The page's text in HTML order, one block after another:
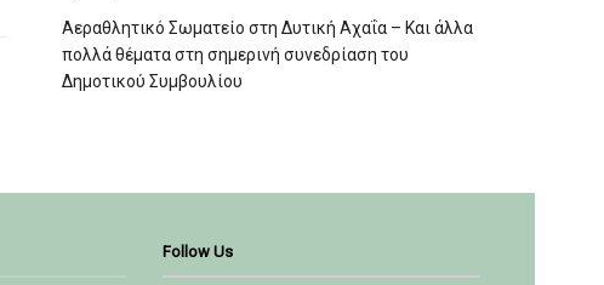
Αεραθλητικό Σωματείο στη Δυτική Αχαΐα – Και άλλα
πολλά θέματα στη σημερινή συνεδρίαση του
Δημοτικού Συμβουλίου
Follow Us